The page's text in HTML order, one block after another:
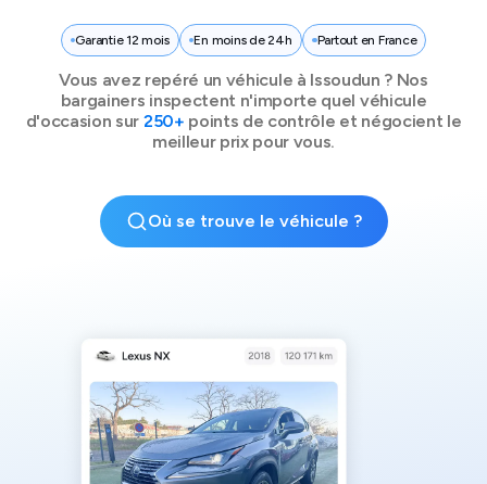
Garantie 12 mois En moins de 24h Partout en France
Vous avez repéré un véhicule à Issoudun ? Nos
bargainers inspectent n'importe quel véhicule
d'occasion sur 250+ points de contrôle et négocient le
meilleur prix pour vous.
Où se trouve le véhicule ?